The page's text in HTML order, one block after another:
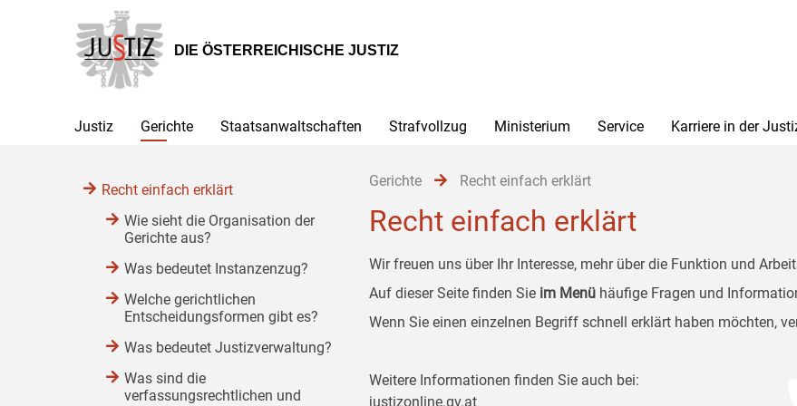
Hauptnavigation
[1]
Inhalt
[2]
Untermenü
[3]
DIE ÖSTERREICHISCHE JUSTIZ
Justiz Gerichte Staatsanwaltschaften Strafvollzug Ministerium Service Karriere in der
Gerichte Recht einfach erklärt
Recht einfach erklärt
Wir freuen uns über Ihr Interesse, mehr über die Funktion und
Auf dieser Seite finden Sie im Menü häufige Fragen und
Wenn Sie einen einzelnen Begriff schnell erklärt haben möchten,
Weitere Informationen finden Sie auch bei:
justizonline.gv.at
Recht einfach erklärt
Wie sieht die Organisation der
Gerichte aus?
Was bedeutet Instanzenzug?
Welche gerichtlichen
Entscheidungsformen gibt es?
Was bedeutet Justizverwaltung?
Was sind die
verfassungsrechtlichen und